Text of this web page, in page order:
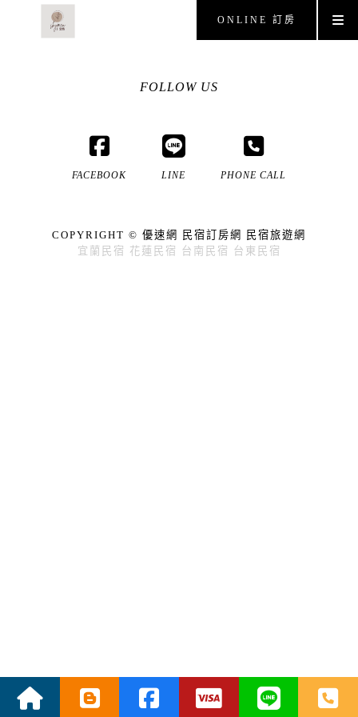
ONLINE 訂房
FOLLOW US
FACEBOOK LINE PHONE CALL
COPYRIGHT © 優速網 民宿訂房網
民宿旅遊網
宜蘭民宿 花蓮民宿 台南民宿 台東民宿